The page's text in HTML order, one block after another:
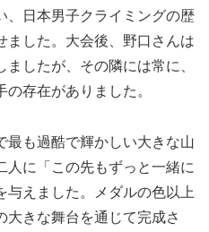
、日本男子クライミングの歴
ました。大会後、野口さんは
したが、その隣には常に、
存在がありました。
最も過酷で輝かしい大きな山
人に「この先もずっと一緒に
与えました。メダルの色以上
大きな舞台を通じて完成さ